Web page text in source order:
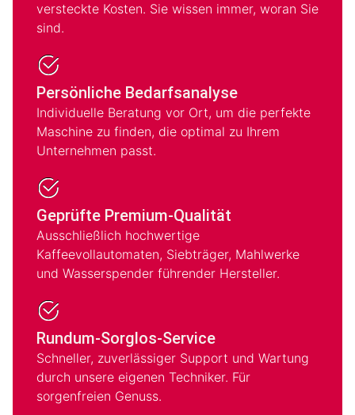
versteckte Kosten. Sie wissen immer, woran Sie
sind.
Persönliche Bedarfsanalyse
Individuelle Beratung vor Ort, um die perfekte
Maschine zu finden, die optimal zu Ihrem
Unternehmen passt.
Geprüfte Premium-Qualität
Ausschließlich hochwertige
Kaffeevollautomaten, Siebträger, Mahlwerke
und Wasserspender führender Hersteller.
Rundum-Sorglos-Service
Schneller, zuverlässiger Support und Wartung
durch unsere eigenen Techniker. Für
sorgenfreien Genuss.